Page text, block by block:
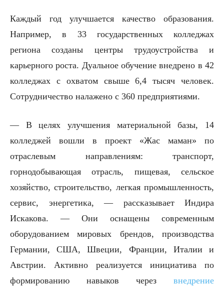
Каждый год улучшается качество образования.
Например, в 33 государственных колледжах
региона созданы центры трудоустройства и
карьерного роста. Дуальное обучение внедрено в 42
колледжах с охватом свыше 6,4 тысяч человек.
Сотрудничество налажено с 360 предприятиями.
— В целях улучшения материальной базы, 14
колледжей вошли в проект «Жас маман» по
отраслевым направлениям: транспорт,
горнодобывающая отрасль, пищевая, сельское
хозяйство, строительство, легкая промышленность,
сервис, энергетика, — рассказывает Индира
Искакова. — Они оснащены современным
оборудованием мировых брендов, производства
Германии, США, Швеции, Франции, Италии и
Австрии. Активно реализуется инициатива по
формированию навыков через внедрение